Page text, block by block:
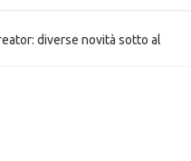
diverse novità sotto al